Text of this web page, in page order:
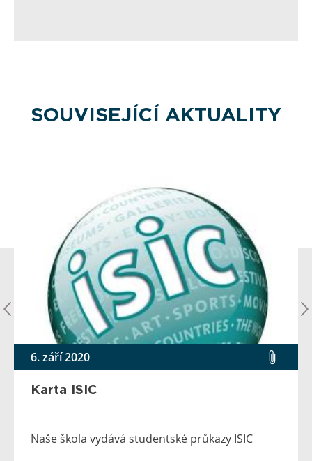
SOUVISEJÍCÍ AKTUALITY
6. září 2020
Karta ISIC
Naše škola vydává studentské průkazy ISIC